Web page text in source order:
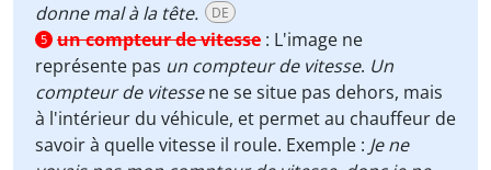
donne mal à la tête.
DE
5 un compteur de vitesse : L'image ne
représente pas un compteur de vitesse. Un
compteur de vitessene se situe pas dehors, mais
à l'intérieur du véhicule, et permet au chauffeur de
savoir à quelle vitesse il roule. Exemple : Je ne